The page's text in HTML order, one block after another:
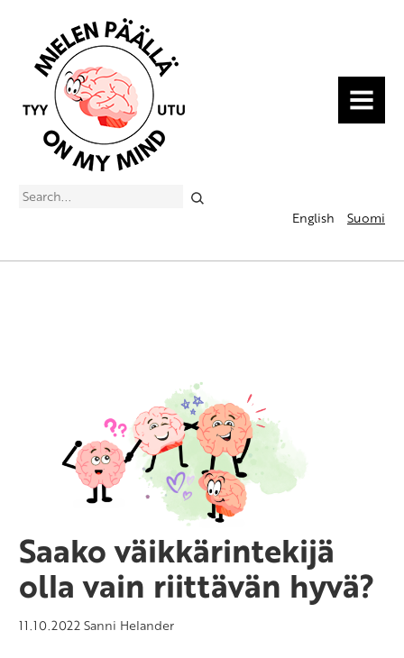
MENU
Search
English
Suomi
Saako väikkärintekijä
olla vain riittävän hyvä?
11.10.2022Sanni Helander